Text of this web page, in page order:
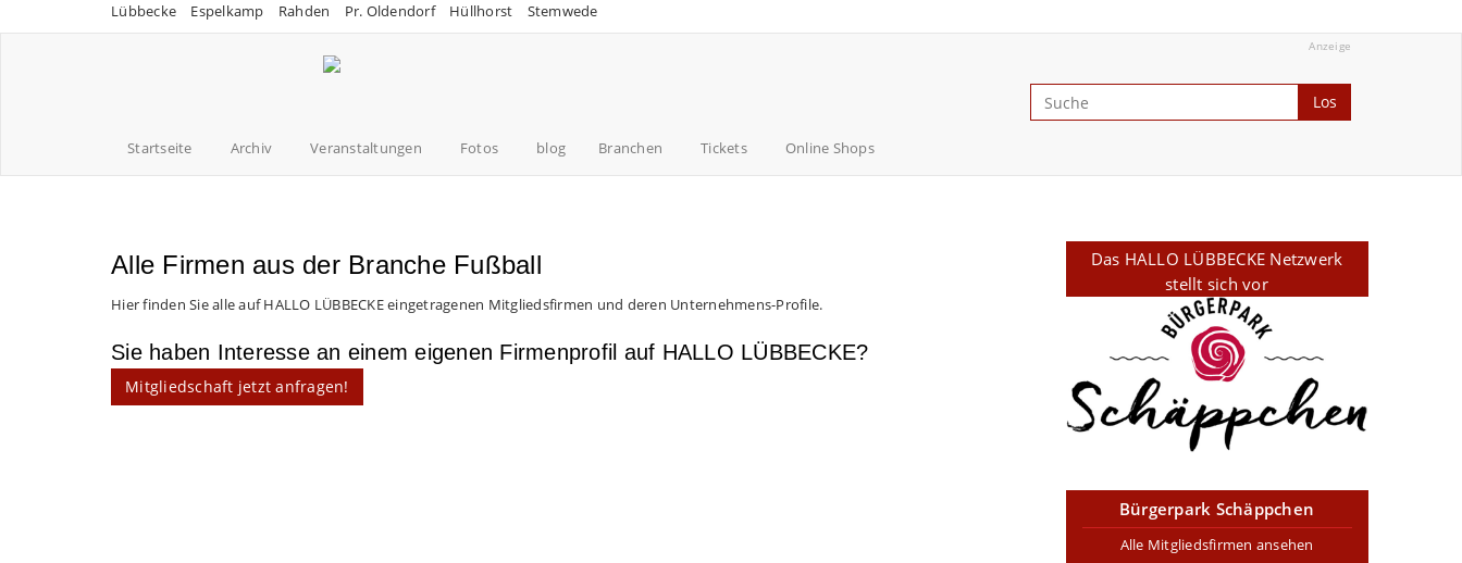
Lübbecke Espelkamp Rahden Pr. Oldendorf Hüllhorst Stemwede
Anzeige
Los
Startseite Archiv Veranstaltungen Fotos blog Branchen Tickets Online Shops
Alle Firmen aus der Branche Fußball
Hier finden Sie alle auf HALLO LÜBBECKE eingetragenen Mitgliedsfirmen und deren Unternehmens-Profile.
Sie haben Interesse an einem eigenen Firmenprofil auf HALLO LÜBBECKE?
Mitgliedschaft jetzt anfragen!
Das HALLO LÜBBECKE Netzwerk
stellt sich vor
Bürgerpark Schäppchen
Alle Mitgliedsfirmen ansehen